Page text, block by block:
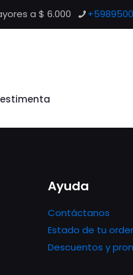
a $ 6.000
Ayuda
Contáctanos
Estado de tu
Descuentos y